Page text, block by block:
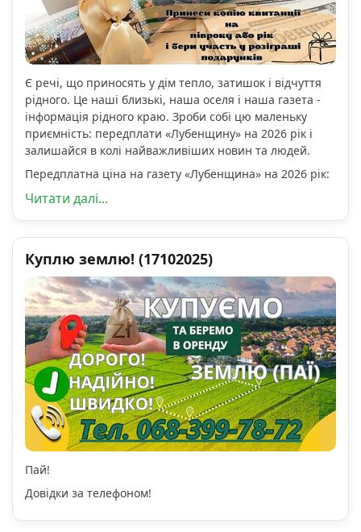
Є речі, що приносять у дім тепло, затишок і відчуття
рідного. Це наші близькі, наша оселя і наша газета -
інформація рідного краю. Зроби собі цю маленьку
приємність: передплати «Лубенщину» на 2026 рік і
залишайся в колі найважливіших новин та людей.
Передплатна ціна на газету «Лубенщина» на 2026 рік:
Читати далі...
Куплю землю! (17102025)
Пай!
Довідки за телефоном!